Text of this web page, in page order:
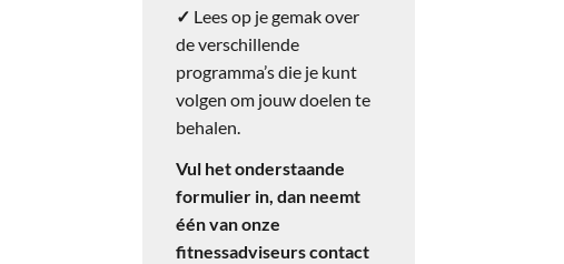
✓ Lees op je gemak over
de verschillende
programma’s die je kunt
volgen om jouw doelen te
behalen.
Vul het onderstaande
formulier in, dan neemt
één van onze
fitnessadviseurs contact